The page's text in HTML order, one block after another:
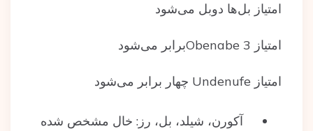
امتیاز‌ بل‌ها دوبل می‌شود
امتیاز Obenabe 3برابر می‌شود
امتیاز‌ Undenufe چهار برابر می‌شود
آکورن، شیلد، بل، رز: خال مشخص شده‌